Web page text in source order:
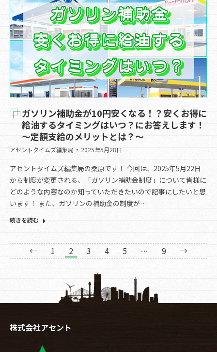
ガソリン補助金が10円安くなる！？安くお得に
給油するタイミングはいつ？にお答えします！
～定額支給のメリットとは？～
アセントタイムズ編集局 2025年5月28日
アセントタイムズ編集局の桑原です！ 今回は、2025年5月22日
から制度が変更される、「ガソリン補助金制度」について皆様に
どのような内容なのか知っていただきたいので記事にしたいと思
います！ また、ガソリンの補助金の制度が…
続きを読む
← 1 2 3 4 5 … 9 →
株式会社アセント